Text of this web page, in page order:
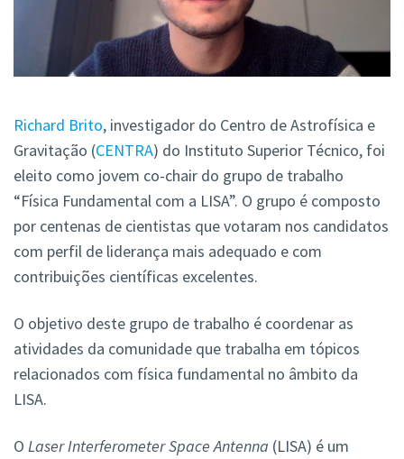
Richard Brito, investigador do Centro de Astrofísica e
Gravitação (CENTRA) do Instituto Superior Técnico, foi
eleito como jovem co-chair do grupo de trabalho
“Física Fundamental com a LISA”. O grupo é composto
por centenas de cientistas que votaram nos candidatos
com perfil de liderança mais adequado e com
contribuições científicas excelentes.
O objetivo deste grupo de trabalho é coordenar as
atividades da comunidade que trabalha em tópicos
relacionados com física fundamental no âmbito da
LISA.
O Laser Interferometer Space Antenna (LISA) é um